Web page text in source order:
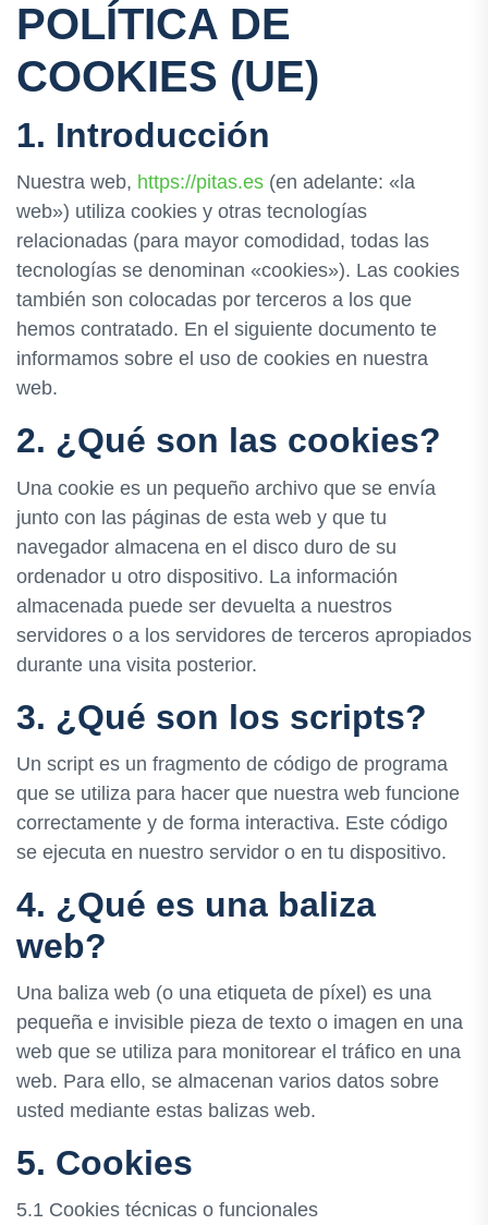
POLÍTICA DE
COOKIES (UE)
1. Introducción
Nuestra web, https://pitas.es (en adelante: «la
web») utiliza cookies y otras tecnologías
relacionadas (para mayor comodidad, todas las
tecnologías se denominan «cookies»). Las cookies
también son colocadas por terceros a los que
hemos contratado. En el siguiente documento te
informamos sobre el uso de cookies en nuestra
web.
2. ¿Qué son las cookies?
Una cookie es un pequeño archivo que se envía
junto con las páginas de esta web y que tu
navegador almacena en el disco duro de su
ordenador u otro dispositivo. La información
almacenada puede ser devuelta a nuestros
servidores o a los servidores de terceros apropiados
durante una visita posterior.
3. ¿Qué son los scripts?
Un script es un fragmento de código de programa
que se utiliza para hacer que nuestra web funcione
correctamente y de forma interactiva. Este código
se ejecuta en nuestro servidor o en tu dispositivo.
4. ¿Qué es una baliza
web?
Una baliza web (o una etiqueta de píxel) es una
pequeña e invisible pieza de texto o imagen en una
web que se utiliza para monitorear el tráfico en una
web. Para ello, se almacenan varios datos sobre
usted mediante estas balizas web.
5. Cookies
5.1 Cookies técnicas o funcionales